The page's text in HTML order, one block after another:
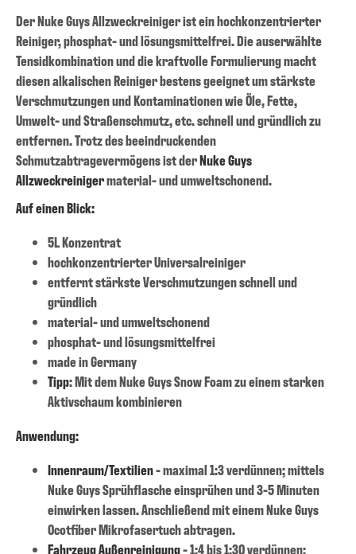
Der Nuke Guys Allzweckreiniger ist ein hochkonzentrierter
Reiniger, phosphat- und lösungsmittelfrei. Die auserwählte
Tensidkombination und die kraftvolle Formulierung macht
diesen alkalischen Reiniger bestens geeignet um stärkste
Verschmutzungen und Kontaminationen wie Öle, Fette,
Umwelt- und Straßenschmutz, etc. schnell und gründlich zu
entfernen. Trotz des beeindruckenden
Schmutzabtragevermögens ist derNuke Guys
Allzweckreinigermaterial- und umweltschonend.
Auf einen Blick:
5L Konzentrat
hochkonzentrierter Universalreiniger
entfernt stärkste Verschmutzungen schnell und
gründlich
material- und umweltschonend
phosphat- und lösungsmittelfrei
made in Germany
Tipp: Mit dem Nuke Guys Snow Foam zu einem starken
Aktivschaum kombinieren
Anwendung:
Innenraum/Textilien- maximal 1:3 verdünnen; mittels
Nuke Guys Sprühflasche einsprühen und 3-5 Minuten
einwirken lassen. Anschließend mit einem Nuke Guys
Ocotfiber Mikrofasertuch abtragen.
Fahrzeug Außenreinigung- 1:4 bis 1:30 verdünnen;